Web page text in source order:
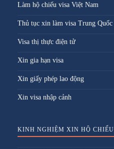
Làm hộ chiếu visa Việt Nam
Thủ tục xin làm visa Trung Quốc
Visa thị thực điện tử
Xin gia hạn visa
Xin giấy phép lao động
Xin visa nhập cảnh
KINH NGHIỆM XIN HỘ CHIẾU